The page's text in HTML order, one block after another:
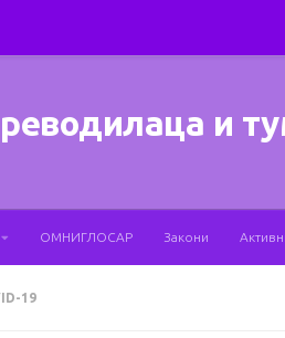
и
ОМНИГЛОСАР Закони
19